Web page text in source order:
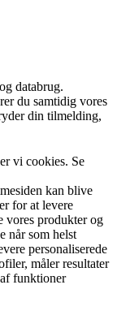
databrug.
du samtidig vores
din tilmelding,
vi cookies. Se
kan blive
for at levere
vores produkter og
når som helst
personaliserede
måler resultater
funktioner